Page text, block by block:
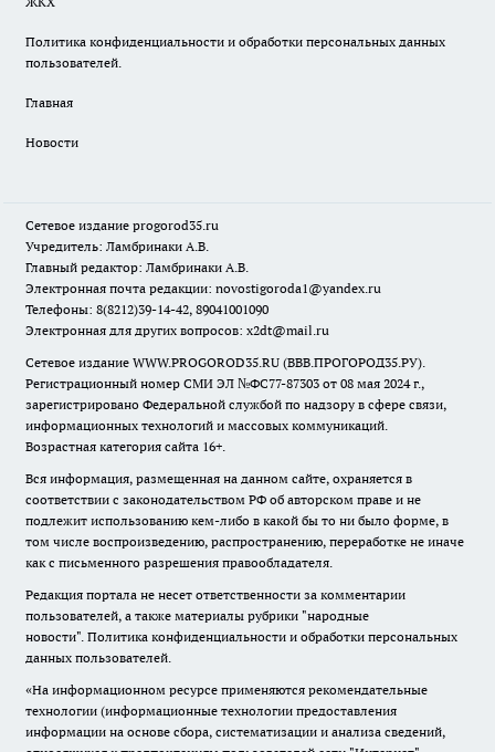
Политика конфиденциальности и обработки персональных данных
пользователей.
Главная
Новости
Сетевое издание progorod35.ru
Учредитель: Ламбринаки А.В.
Главный редактор: Ламбринаки А.В.
Электронная почта редакции: novostigoroda1@yandex.ru
Телефоны: 8(8212)39-14-42, 89041001090
Электронная для других вопросов: x2dt@mail.ru
Сетевое издание WWW.PROGOROD35.RU (ВВВ.ПРОГОРОД35.РУ).
Регистрационный номер СМИ ЭЛ №ФС77-87303 от 08 мая 2024 г.,
зарегистрировано Федеральной службой по надзору в сфере связи,
информационных технологий и массовых коммуникаций.
Возрастная категория сайта 16+.
Вся информация, размещенная на данном сайте, охраняется в
соответствии с законодательством РФ об авторском праве и не
подлежит использованию кем-либо в какой бы то ни было форме, в
том числе воспроизведению, распространению, переработке не иначе
как с письменного разрешения правообладателя.
Редакция портала не несет ответственности за комментарии
пользователей, а также материалы рубрики "народные
новости". Политика конфиденциальности и обработки персональных
данных пользователей.
«На информационном ресурсе применяются рекомендательные
технологии (информационные технологии предоставления
информации на основе сбора, систематизации и анализа сведений,